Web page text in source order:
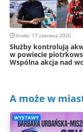
środa, 17 czerwca 2026
Służby kontrolują
w powiecie
Wspólna akcja nad
A może w
WYSTAWY